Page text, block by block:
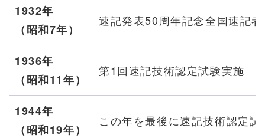
1932年
（昭和7年）
速記発表50周年記念全国速記
1936年
（昭和11年）
第1回速記技術認定試験実施
1944年
（昭和19年）
この年を最後に速記技術認定試